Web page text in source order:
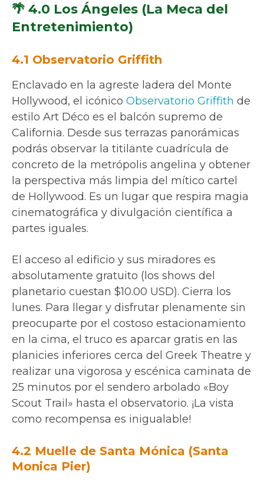
🌴 4.0 Los Ángeles (La Meca del
Entretenimiento)
4.1 Observatorio Griffith
Enclavado en la agreste ladera del Monte
Hollywood, el icónico Observatorio Griffith de
estilo Art Déco es el balcón supremo de
California. Desde sus terrazas panorámicas
podrás observar la titilante cuadrícula de
concreto de la metrópolis angelina y obtener
la perspectiva más limpia del mítico cartel
de Hollywood. Es un lugar que respira magia
cinematográfica y divulgación científica a
partes iguales.
El acceso al edificio y sus miradores es
absolutamente gratuito (los shows del
planetario cuestan $10.00 USD). Cierra los
lunes. Para llegar y disfrutar plenamente sin
preocuparte por el costoso estacionamiento
en la cima, el truco es aparcar gratis en las
planicies inferiores cerca del Greek Theatre y
realizar una vigorosa y escénica caminata de
25 minutos por el sendero arbolado «Boy
Scout Trail» hasta el observatorio. ¡La vista
como recompensa es inigualable!
4.2 Muelle de Santa Mónica (Santa
Monica Pier)